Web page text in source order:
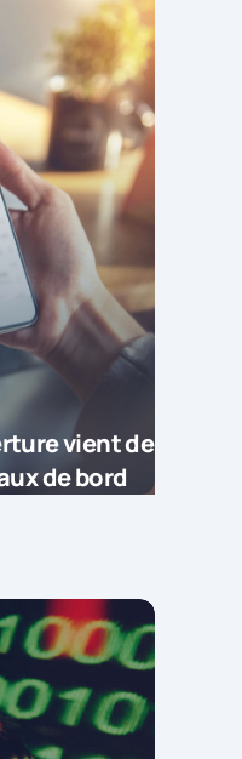
vient de
de bord